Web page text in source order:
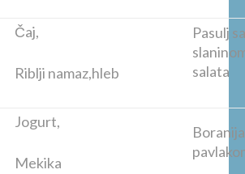
Čaj,
Riblji namaz,hleb
Pasulj
salata
Jogurt,
Mekika